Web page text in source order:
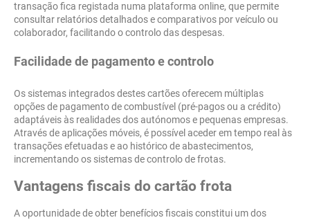
transação fica registada numa plataforma online, que permite
consultar relatórios detalhados e comparativos por veículo ou
colaborador, facilitando o controlo das despesas.
Facilidade de pagamento e controlo
Os sistemas integrados destes cartões oferecem múltiplas
opções de pagamento de combustível (pré-pagos ou a crédito)
adaptáveis às realidades dos autónomos e pequenas empresas.
Através de aplicações móveis, é possível aceder em tempo real às
transações efetuadas e ao histórico de abastecimentos,
incrementando os sistemas de controlo de frotas.
Vantagens fiscais do cartão frota
A oportunidade de obter benefícios fiscais constitui um dos